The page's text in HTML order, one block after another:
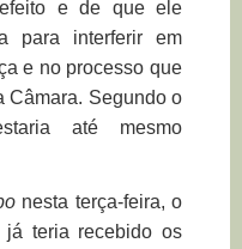
e de que ele
para interferir em
e no processo que
Câmara. Segundo o
até mesmo
nesta terça-feira, o
já teria recebido os